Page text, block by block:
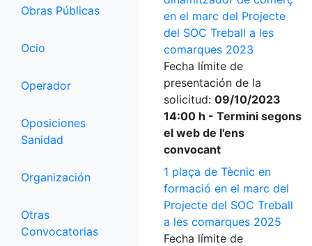
Obras Públicas
Ocio
Operador
Oposiciones
Sanidad
Organización
Otras
Convocatorias
en el marc del Projecte
del SOC Treball a les
comarques 2023
Fecha límite de
presentación de la
solicitud: 09/10/2023
14:00 h - Termini segons
el web de l'ens
convocant
1 plaça de Tècnic en
formació en el marc del
Projecte del SOC Treball
a les comarques 2025
Fecha límite de